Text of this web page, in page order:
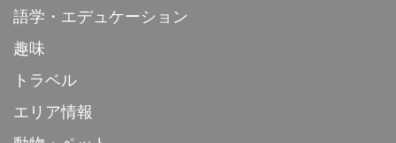
語学・エデュケーション
趣味
トラベル
エリア情報